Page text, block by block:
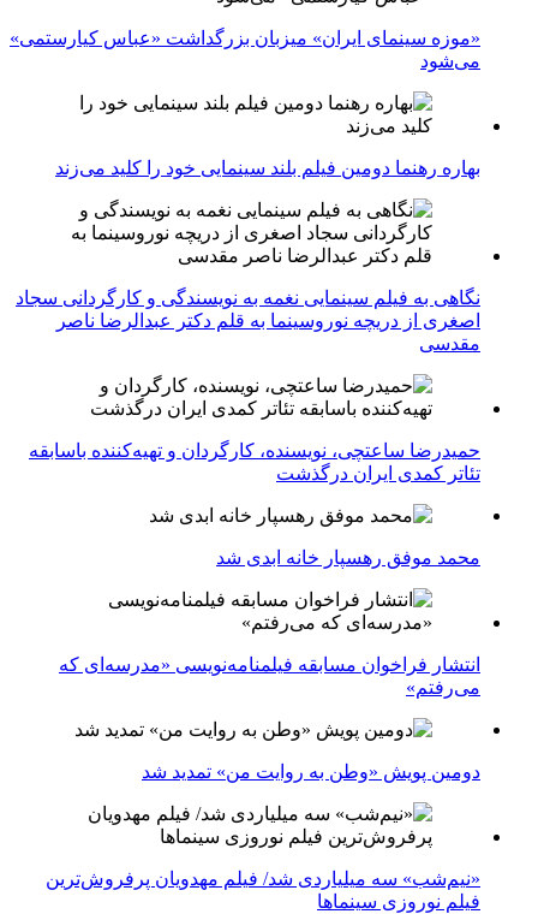
«موزه سینمای ایران» میزبان بزرگداشت «عباس کیارستمی»
می‌شود
بهاره رهنما دومین فیلم بلند سینمایی خود را کلید می‌زند
نگاهی به فیلم سینمایی نغمه به نویسندگی و کارگردانی سجاد
اصغری از دریچه نوروسینما به قلم دکتر عبدالرضا ناصر
مقدسی
حمیدرضا ساعتچی، نویسنده، کارگردان و تهیه‌کننده باسابقه
تئاتر کمدی ایران درگذشت
محمد موفق رهسپار خانه ابدی شد
انتشار فراخوان مسابقه فیلمنامه‌نویسی «مدرسه‌ای که
می‌رفتم»
دومین پویش «وطن به روایت من» تمدید شد
«نیم‌شب» سه میلیاردی شد/ فیلم مهدویان پرفروش‌ترین
فیلم نوروزی سینماها